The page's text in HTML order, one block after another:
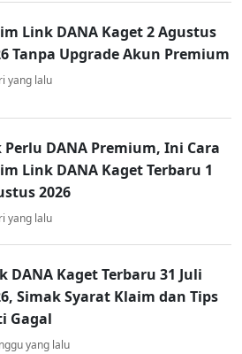
Link DANA Kaget 2 Agustus
Tanpa Upgrade Akun Premium
yang lalu
Perlu DANA Premium, Ini Cara
Link DANA Kaget Terbaru 1
2026
yang lalu
DANA Kaget Terbaru 31 Juli
Simak Syarat Klaim dan Tips
Gagal
yang lalu